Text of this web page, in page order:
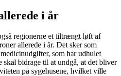
i år
regionerne et tiltrængt løft af
allerede i år. Det sker som
som har udhulet
skal bidrage til at undgå, at det bliver
på sygehusene, hvilket ville